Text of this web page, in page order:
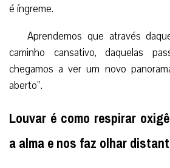
é íngreme.
Aprendemos que através
caminho cansativo, daquelas
chegamos a ver um novo
aberto”.
Louvar é como respirar
a alma e nos faz olhar